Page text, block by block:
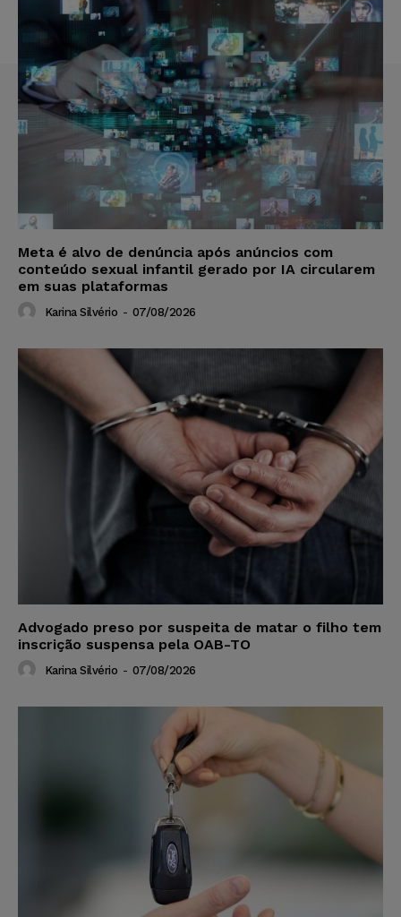
Meta é alvo de denúncia após anúncios com
conteúdo sexual infantil gerado por IA circularem
em suas plataformas
Karina Silvério - 07/08/2026
Advogado preso por suspeita de matar o filho tem
inscrição suspensa pela OAB-TO
Karina Silvério - 07/08/2026